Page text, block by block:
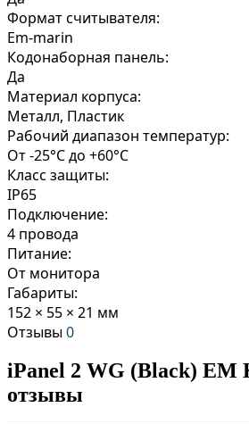
Формат считывателя:
Em-marin
Кодонаборная панель:
Да
Материал корпуса:
Металл, Пластик
Рабочий диапазон температур:
От -25°C до +60°C
Класс защиты:
IP65
Подключение:
4 провода
Питание:
От монитора
Габариты:
152 × 55 × 21 мм
Отзывы0
iPanel 2 WG (Black) EM
отзывы